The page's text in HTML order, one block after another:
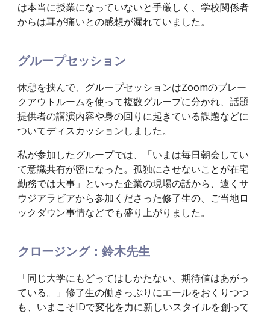
は本当に授業になっていないと手厳しく、学校関係者
からは耳が痛いとの感想が漏れていました。
グループセッション
休憩を挟んで、グループセッションはZoomのブレー
クアウトルームを使って複数グループに分かれ、話題
提供者の講演内容や身の回りに起きている課題などに
ついてディスカッションしました。
私が参加したグループでは、「いまは毎日朝会してい
て意識共有が密になった。孤独にさせないことが在宅
勤務では大事」といった企業の現場の話から、遠くサ
ウジアラビアから参加くださった修了生の、ご当地ロ
ックダウン事情などでも盛り上がりました。
クロージング：鈴木先生
「同じ大学にもどってはしかたない、期待値はあがっ
ている。」修了生の働きっぷりにエールをおくりつつ
も、いまこそIDで変化を力に新しいスタイルを創って